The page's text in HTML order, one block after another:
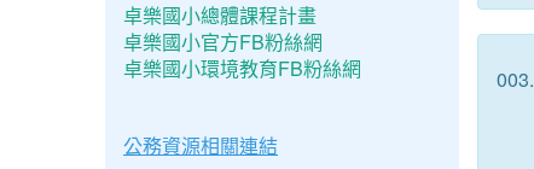
003.
卓樂國小總體課程計畫
卓樂國小官方FB粉絲網
卓樂國小環境教育FB粉絲網
公務資源相關連結